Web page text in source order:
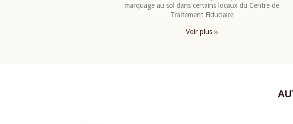
marquage au sol dans certains locaux du Centre de
Traitement Fiduciaire
Voir plus ››